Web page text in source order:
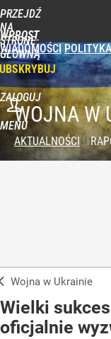
PRZEJDŹ
NA
STRONĘ
GŁÓWNĄ
WPROST
WIADOMOŚCI POLITYKA
ZALOGUJ
MENUWOJNA W
AKTUALNOŚCI
Wojna w Ukrainie
Wielki
oficjalnie